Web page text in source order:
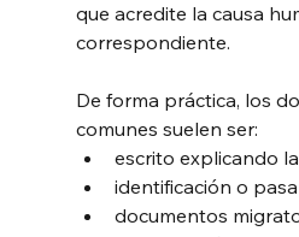
que acredite la causa
correspondiente.
De forma práctica, los
comunes suelen ser:
escrito explicando
identificación o
documentos